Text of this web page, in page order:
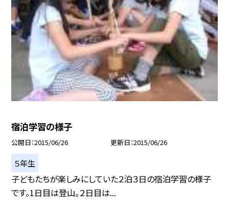
宿泊学習の様子
公開日 2015/06/26 更新日 2015/06/26
５年生
子どもたちが楽しみにしていた２泊３日の宿泊学習の様子
です。1日目は登山。２日目は...